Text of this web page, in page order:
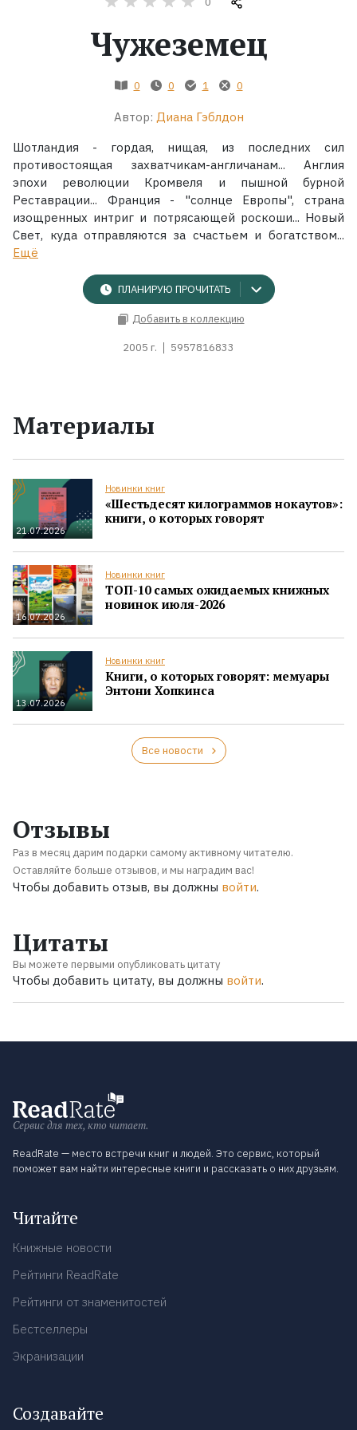
Экранизации
Коллекции
Чужеземец
0 0 1 0
Автор: Диана Гэблдон
Шотландия - гордая, нищая, из последних сил
противостоящая захватчикам-англичанам... Англия
эпохи революции Кромвеля и пышной бурной
Реставрации... Франция - "солнце Европы", страна
изощренных интриг и потрясающей роскоши... Новый
Свет, куда отправляются за счастьем и богатством...
Ещё
ПЛАНИРУЮ ПРОЧИТАТЬ
Добавить в коллекцию
2005 г. 5957816833
Материалы
21.07.2026
Новинки книг
«Шестьдесят килограммов нокаутов»:
книги, о которых говорят
16.07.2026
Новинки книг
ТОП-10 самых ожидаемых книжных
новинок июля-2026
13.07.2026
Новинки книг
Книги, о которых говорят: мемуары
Энтони Хопкинса
Все новости
Отзывы
Раз в месяц дарим подарки самому активному читателю.
Оставляйте больше отзывов, и мы наградим вас!
Чтобы добавить отзыв, вы должны войти.
Цитаты
Вы можете первыми опубликовать цитату
Чтобы добавить цитату, вы должны войти.
Сервис для тех, кто читает.
ReadRate — место встречи книг и людей. Это сервис, который
поможет вам найти интересные книги и рассказать о них друзьям.
Читайте
Книжные новости
Рейтинги ReadRate
Рейтинги от знаменитостей
Бестселлеры
Экранизации
Создавайте